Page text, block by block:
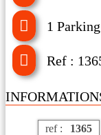
1 Parking
Ref :
ref : 1365